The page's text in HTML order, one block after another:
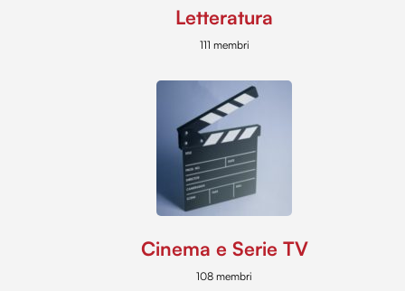
Letteratura
111 membri
Cinema e Serie TV
108 membri